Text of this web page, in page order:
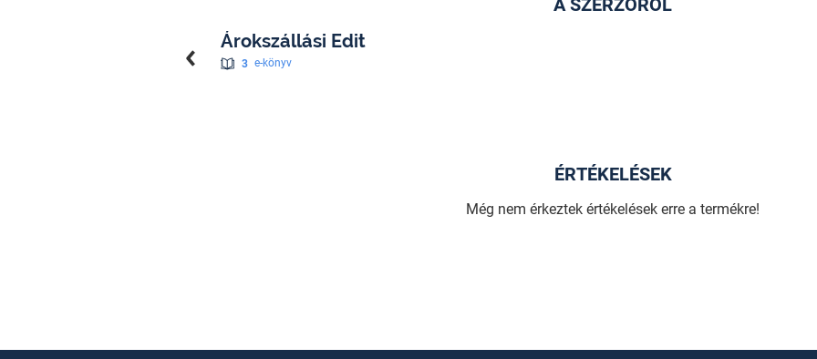
A SZERZŐRŐL
Árokszállási Edit
3 e-könyv
ÉRTÉKELÉSEK
Még nem érkeztek értékelések erre a termékre!